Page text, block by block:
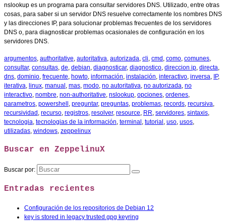
nslookup es un programa para consultar servidores DNS. Utilizado, entre otras
cosas, para saber si un servidor DNS resuelve correctamente los nombres DNS
y las direcciones IP, para solucionar problemas frecuentes de los servidores
DNS o, para diagnosticar problemas ocasionales de configuración en los
servidores DNS.
argumentos, authoritative, autoritativa, autorizada, cli, cmd , como, comunes,
consultar, consultas, de, debian, diagnosticar, diagnostico, direccion ip, directa,
dns, dominio, frecuente, howto, información, instalación, interactivo, inversa, IP,
iterativa, linux, manual , mas, modo, no autoritativa, no autorizada, no
interactivo, nombre, non-authoritative, nslookup, opciones, ordenes,
parametros, powershell , preguntar, preguntas, problemas, records, recursiva,
recursividad , recurso, registros, resolver, resource, RR, servidores, sintaxis,
tecnologia, tecnologias de la información, terminal , tutorial , uso, usos,
utilizadas, windows, zeppelinux
Buscar en ZeppelinuX
Buscar por:
Entradas recientes
Configuración de los repositorios de Debian 12
key is stored in legacy trusted.gpg keyring